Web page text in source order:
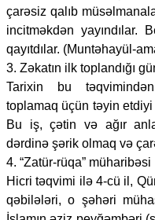
çarəsiz qalıb
incitməkdən yayındılar.
qayıtdılar. (Muntəhayül-
3. Zəkatın ilk toplandığı
Tarixin bu
toplamaq üçün təyin
Bu iş, çətin və ağır
dərdinə şərik olmaq və
4. “Zatür-rüqa” müharibəsi
Hicri təqvimi ilə 4-cü il,
qəbilələri, o şəhəri